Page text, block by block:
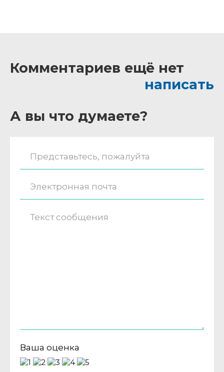
Комментариев ещё нет
написать
А вы что думаете?
Ваша оценка